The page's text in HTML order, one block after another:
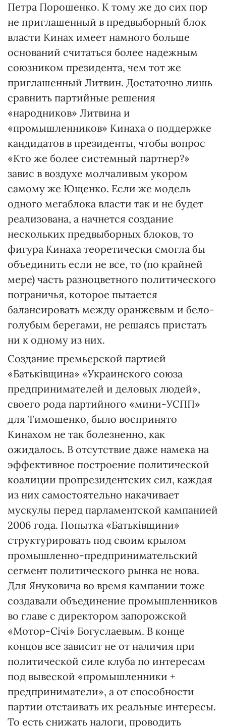
Петра Порошенко. К тому же до сих пор
не приглашенный в предвыборный блок
власти Кинах имеет намного больше
оснований считаться более надежным
союзником президента, чем тот же
приглашенный Литвин. Достаточно лишь
сравнить партийные решения
«народников» Литвина и
«промышленников» Кинаха о поддержке
кандидатов в президенты, чтобы вопрос
«Кто же более системный партнер?»
завис в воздухе молчаливым укором
самому же Ющенко. Если же модель
одного мегаблока власти так и не будет
реализована, а начнется создание
нескольких предвыборных блоков, то
фигура Кинаха теоретически смогла бы
объединить если не все, то (по крайней
мере) часть разноцветного политического
пограничья, которое пытается
балансировать между оранжевым и бело-
голубым берегами, не решаясь пристать
ни к одному из них.
Создание премьерской партией
«Батьківщина» «Украинского союза
предпринимателей и деловых людей»,
своего рода партийного «мини-УСПП»
для Тимошенко, было воспринято
Кинахом не так болезненно, как
ожидалось. В отсутствие даже намека на
эффективное построение политической
коалиции пропрезидентских сил, каждая
из них самостоятельно накачивает
мускулы перед парламентской кампанией
2006 года. Попытка «Батьківщини»
структурировать под своим крылом
промышленно-предпринимательский
сегмент политического рынка не нова.
Для Януковича во время кампании тоже
создавали объединение промышленников
во главе с директором запорожской
«Мотор-Січі» Богуслаевым. В конце
концов все зависит не от наличия при
политической силе клуба по интересам
под вывеской «промышленники +
предприниматели», а от способности
партии отстаивать их реальные интересы.
То есть снижать налоги, проводить